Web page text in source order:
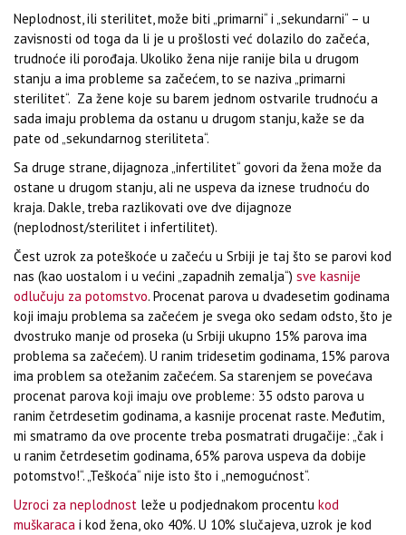
Neplodnost, ili sterilitet, može biti „primarni“ i „sekundarni“ – u
zavisnosti od toga da li je u prošlosti već dolazilo do začeća,
trudnoće ili porođaja. Ukoliko žena nije ranije bila u drugom
stanju a ima probleme sa začećem, to se naziva „primarni
sterilitet“. Za žene koje su barem jednom ostvarile trudnoću a
sada imaju problema da ostanu u drugom stanju, kaže se da
pate od „sekundarnog steriliteta“.
Sa druge strane, dijagnoza „infertilitet“ govori da žena može da
ostane u drugom stanju, ali ne uspeva da iznese trudnoću do
kraja. Dakle, treba razlikovati ove dve dijagnoze
(neplodnost/sterilitet i infertilitet).
Čest uzrok za poteškoće u začeću u Srbiji je taj što se parovi kod
nas (kao uostalom i u većini „zapadnih zemalja“) sve kasnije
odlučuju za potomstvo. Procenat parova u dvadesetim godinama
koji imaju problema sa začećem je svega oko sedam odsto, što je
dvostruko manje od proseka (u Srbiji ukupno 15% parova ima
problema sa začećem). U ranim tridesetim godinama, 15% parova
ima problem sa otežanim začećem. Sa starenjem se povećava
procenat parova koji imaju ove probleme: 35 odsto parova u
ranim četrdesetim godinama, a kasnije procenat raste. Međutim,
mi smatramo da ove procente treba posmatrati drugačije: „čak i
u ranim četrdesetim godinama, 65% parova uspeva da dobije
potomstvo!“. „Teškoća“ nije isto što i „nemogućnost“.
Uzroci za neplodnost leže u podjednakom procentu kod
muškaraca i kod žena, oko 40%. U 10% slučajeva, uzrok je kod